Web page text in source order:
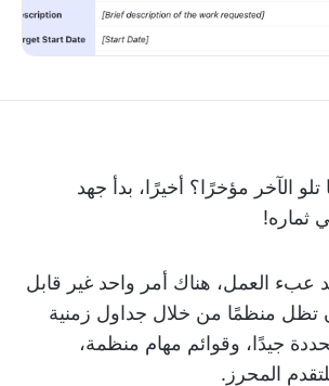
الآخر مؤخرًا؟ أخيرًا، بدأ جهد
ثماره!
عبء العمل، هناك أمر واحد غير قابل
تظل منظمًا من خلال جداول زمنية
جيدًا، وقوائم مهام منظمة،
المحرز.